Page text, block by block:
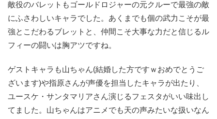
敵役のバレットもゴールドロジャーの元クルーで最強の敵
にふさわしいキャラでした。あくまでも個の武力こそが最
強とこだわるブレットと、仲間こそ大事な力だと信じるル
フィーの闘いは胸アツですね。
ゲストキャラも山ちゃん(結婚した方ですｗおめでとうご
ざいます)や指原さんが声優を担当したキャラが出たり、
ユースケ・サンタマリアさん演じるフェスタがいい味出し
てました。山ちゃんはアニメでも天の声みたいな扱いなん